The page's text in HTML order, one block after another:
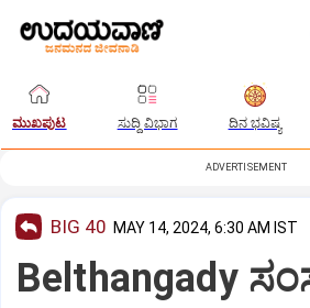
ಮುಖಪುಟ ಸುದ್ದಿ ವಿಭಾಗ ದಿನ ಭವಿಷ್ಯ
ADVERTISEMENT
BIG 40 MAY 14, 2024, 6:30 AM IST
Belthangady